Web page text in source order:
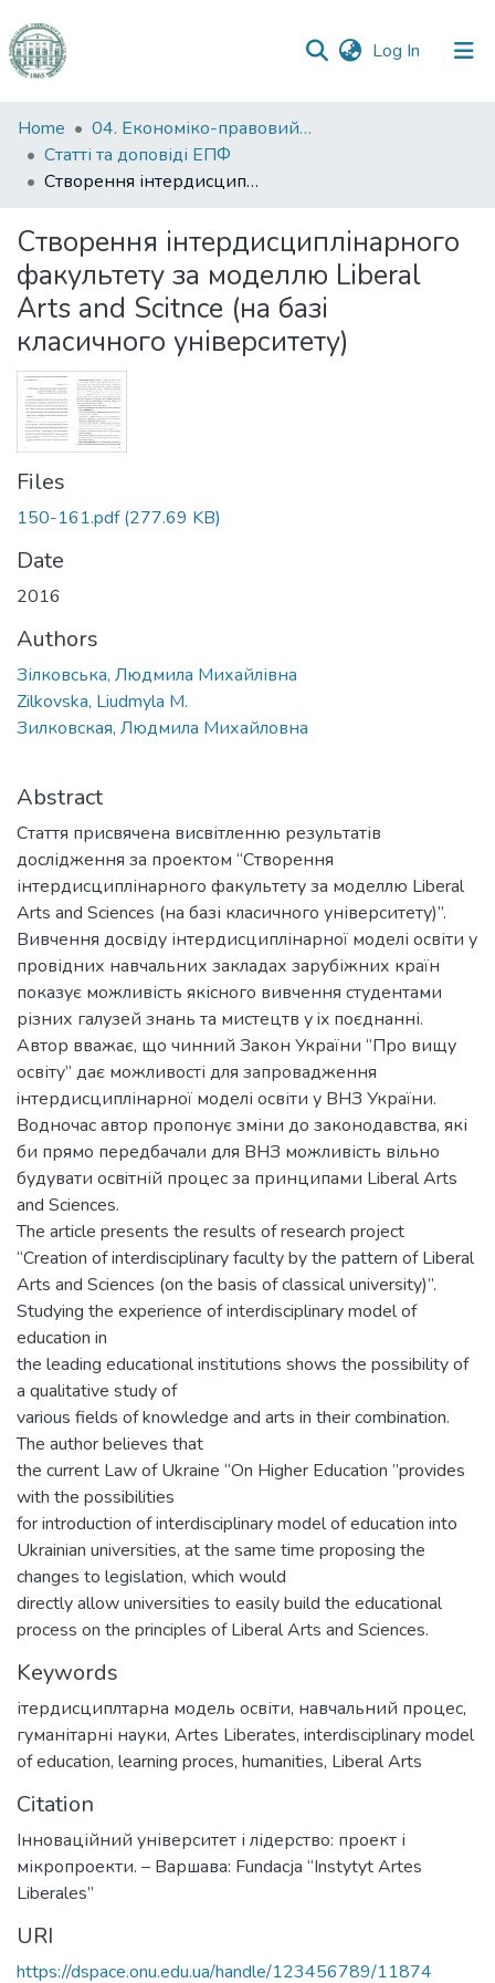
Log In (current)
Communities
&
Collections
Statistics
Home
04. Економіко-правовий факультет
Статті та доповіді ЕПФ
Створення інтердисциплінарного факультету за моделлю Liberal Arts and Scitnce (на базі класичного університету)
Створення інтердисциплінарного
факультету за моделлю Liberal
Arts and Scitnce (на базі
класичного університету)
Files
150-161.pdf(277.69 KB)
Date
2016
Authors
Зілковська, Людмила Михайлівна
Zilkovska, Liudmyla M.
Зилковская, Людмила Михайловна
Abstract
Стаття присвячена висвітленню результатів
дослідження за проектом “Створення
інтердисциплінарного факультету за моделлю Liberal
Arts and Sciences (на базі класичного університету)”.
Вивчення досвіду інтердисциплінарної моделі освіти у
провідних навчальних закладах зарубіжних країн
показує можливість якісного вивчення студентами
різних галузей знань та мистецтв у ix поєднанні.
Автор вважає, що чинний Закон України “Про вищу
ocвітy” дає можливості для запровадження
iнтердисциплінарної моделі освіти у ВНЗ України.
Водночас автор пропонує зміни до законодавства, які
би прямо передбачали для ВНЗ можливість вільно
будувати ocвiтній процес за принципами Liberal Arts
and Sciences.
The article presents the results of research project
“Creation of interdisciplinary faculty by the pattern of Liberal
Arts and Sciences (on the basis of classical university)”.
Studying the experience of interdisciplinary model of
education in
the leading educational institutions shows the possibility of
a qualitative study of
various fields of knowledge and arts in their combination.
The author believes that
the current Law of Ukraine “On Higher Education ”provides
with the possibilities
for introduction of interdisciplinary model of education into
Ukrainian universities, at the same time proposing the
changes to legislation, which would
directly allow universities to easily build the educational
process on the principles of Liberal Arts and Sciences.
Keywords
ітердисциплтарна модель освіти, навчальний процес,
гуманітарні науки, Artes Liberates, interdisciplinary model
of education, learning proces, humanities, Liberal Arts
Citation
Інноваційний університет і лідерство: проект і
мікропроекти. – Варшава: Fundacja “Instytyt Artes
Liberales”
URI
https://dspace.onu.edu.ua/handle/123456789/11874